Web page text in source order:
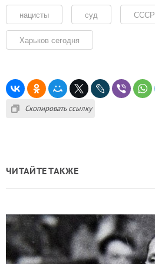
нацисты суд СССР
Харьков сегодня
Скопировать ссылку
ЧИТАЙТЕ ТАКЖЕ